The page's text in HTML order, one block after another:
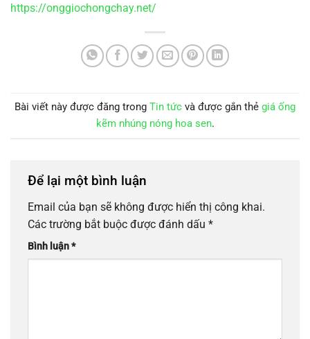
https://onggiochongchay.net/
Bài viết này được đăng trong Tin tức và được gắn thẻ giá ống
kẽm nhúng nóng hoa sen.
Để lại một bình luận
Email của bạn sẽ không được hiển thị công khai.
Các trường bắt buộc được đánh dấu *
Bình luận*